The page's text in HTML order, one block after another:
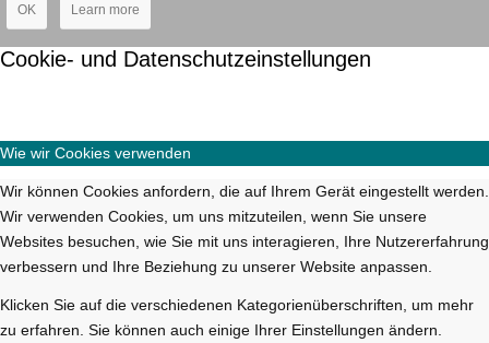
OK Learn more
Cookie- und Datenschutzeinstellungen
Wie wir Cookies verwenden
Wir können Cookies anfordern, die auf Ihrem Gerät eingestellt werden.
Wir verwenden Cookies, um uns mitzuteilen, wenn Sie unsere
Websites besuchen, wie Sie mit uns interagieren, Ihre Nutzererfahrung
verbessern und Ihre Beziehung zu unserer Website anpassen.
Klicken Sie auf die verschiedenen Kategorienüberschriften, um mehr
zu erfahren. Sie können auch einige Ihrer Einstellungen ändern.